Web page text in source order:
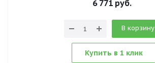
6 771 руб.
В корзину
Купить в 1 клик